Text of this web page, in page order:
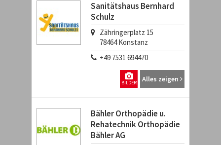
Sanitätshaus Bernhard
Schulz
Zähringerplatz 15
78464 Konstanz
+49 7531 694470
Alles zeigen
BILDER
Bähler Orthopädie u.
Rehatechnik Orthopädie
Bähler AG